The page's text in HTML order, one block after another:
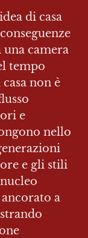
di casa
camera
tempo
non è
e
nello
e gli stili
a